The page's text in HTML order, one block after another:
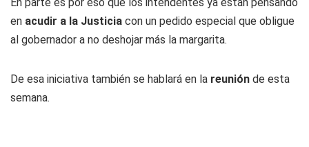
en acudir a la Justicia con un pedido especial que obligue
al gobernador a no deshojar más la margarita.
De esa iniciativa también se hablará en la reunión de esta
semana.